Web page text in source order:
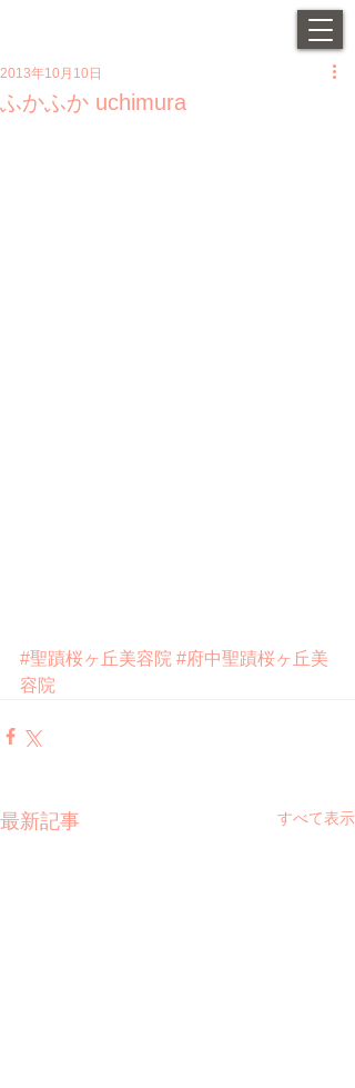
ふかふか uchimura
2013年10月10日
#聖蹟桜ヶ丘美容院 #府中聖蹟桜ヶ丘美
容院
最新記事 すべて表示